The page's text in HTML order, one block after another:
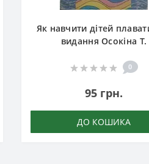
Як навчити дітей
видання Осокіна Т.
0
95 грн.
ДО КОШИКА